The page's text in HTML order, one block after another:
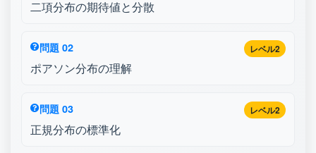
二項分布の期待値と分散
レベル2
問題 02
ポアソン分布の理解
レベル2
問題 03
正規分布の標準化